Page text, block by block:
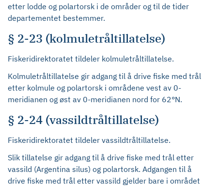
etter lodde og polartorsk i de områder og til de tider
departementet bestemmer.
§ 2-23 (kolmuletråltillatelse)
Fiskeridirektoratet tildeler kolmuletråltillatelse.
Kolmuletråltillatelse gir adgang til å drive fiske med trål
etter kolmule og polartorsk i områdene vest av 0-
meridianen og øst av 0-meridianen nord for 62°N.
§ 2-24 (vassildtråltillatelse)
Fiskeridirektoratet tildeler vassildtråltillatelse.
Slik tillatelse gir adgang til å drive fiske med trål etter
vassild (Argentina silus) og polartorsk. Adgangen til å
drive fiske med trål etter vassild gjelder bare i området